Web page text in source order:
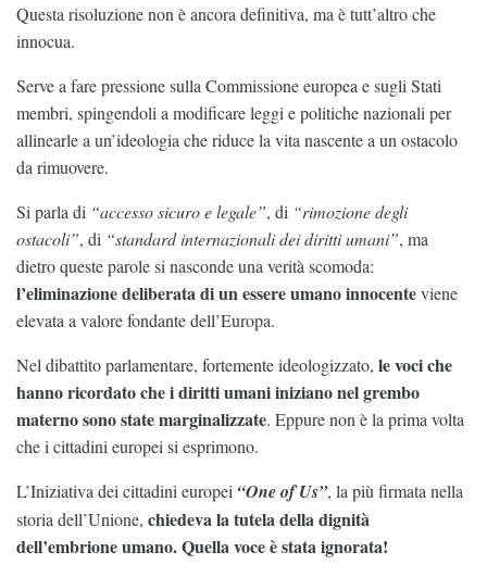
Questa risoluzione non è ancora definitiva, ma è tutt’altro che
innocua.
Serve a fare pressione sulla Commissione europea e sugli Stati
membri, spingendoli a modificare leggi e politiche nazionali per
allinearle a un’ideologia che riduce la vita nascente a un ostacolo
da rimuovere.
Si parla di “accesso sicuro e legale”, di “rimozione degli
ostacoli”, di “standard internazionali dei diritti umani”, ma
dietro queste parole si nasconde una verità scomoda:
l’eliminazione deliberata di un essere umano innocenteviene
elevata a valore fondante dell’Europa.
Nel dibattito parlamentare, fortemente ideologizzato, le voci che
hanno ricordato che i diritti umani iniziano nel grembo
materno sono state marginalizzate. Eppure non è la prima volta
che i cittadini europei si esprimono.
L’Iniziativa dei cittadini europei “One of Us”, la più firmata nella
storia dell’Unione, chiedeva la tutela della dignità
dell’embrione umano. Quella voce è stata ignorata!